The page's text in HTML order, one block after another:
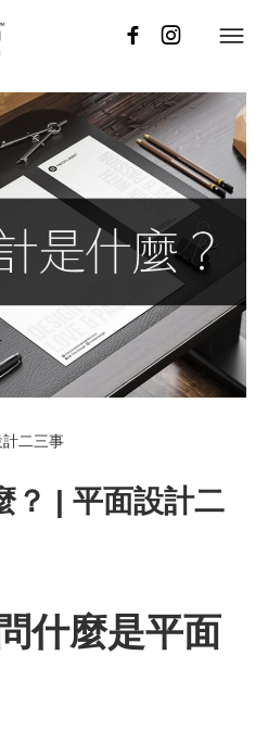
二三事
？ | 平面設計二
什麼是平面